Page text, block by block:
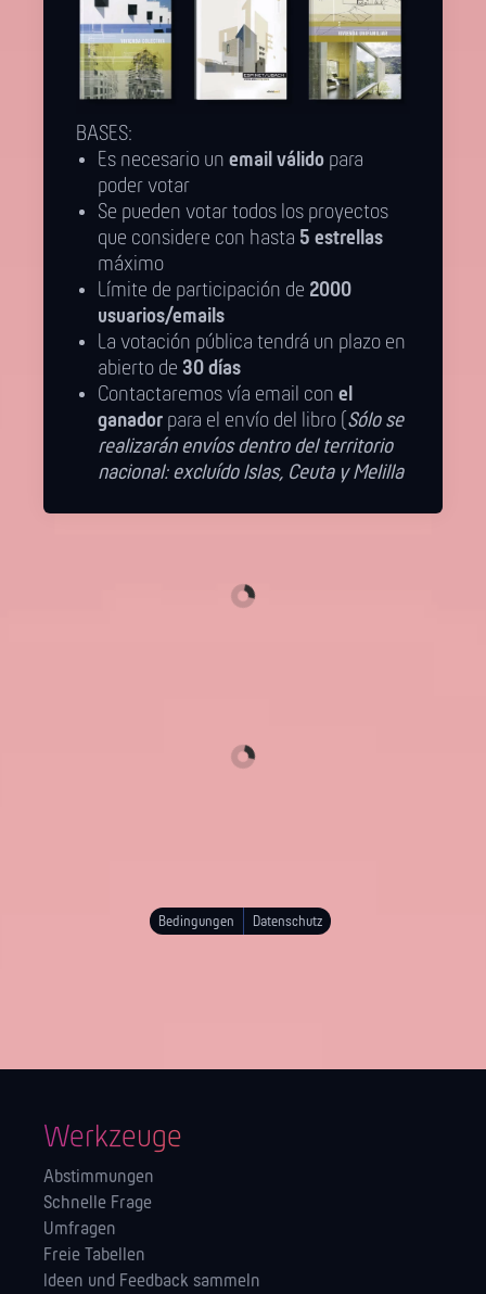
BASES:
Es necesario un email válido para
poder votar
Se pueden votar todos los proyectos
que considere con hasta 5 estrellas
máximo
Límite de participación de 2000
usuarios/emails
La votación pública tendrá un plazo en
abierto de 30 días
Contactaremos vía email con el
ganador para el envío del libro ( Sólo se
realizarán envíos dentro del territorio
nacional: excluído Islas, Ceuta y Melilla
Bedingungen Datenschutz
Werkzeuge
Abstimmungen
Schnelle Frage
Umfragen
Freie Tabellen
Ideen und Feedback sammeln